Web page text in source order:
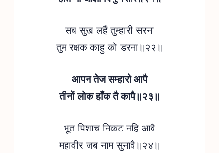
सब सुख लहैं तुम्हारी सरना
तुम रक्षक काहु को डरना॥२२॥
आपन तेज सम्हारो आपै
तीनों लोक हाँक तै कापै॥२३॥
भूत पिशाच निकट नहि आवै
महावीर जब नाम सुनावै॥२४॥